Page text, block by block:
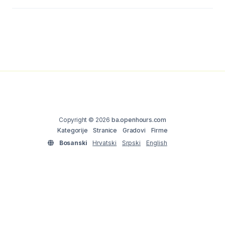
Copyright © 2026 ba.openhours.com
Kategorije
Stranice Gradovi
Firme
Bosanski
Hrvatski Srpski English